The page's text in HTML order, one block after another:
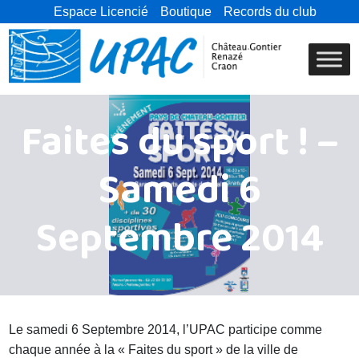
Espace Licencié Boutique Records du club
Faites du sport ! –
Samedi 6
Septembre 2014
Le samedi 6 Septembre 2014, l’UPAC participe comme
chaque année à la « Faites du sport » de la ville de